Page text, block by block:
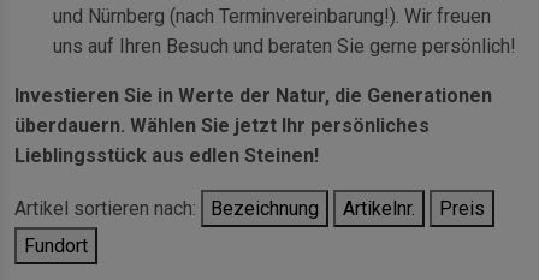
und Nürnberg (nach Terminvereinbarung!). Wir freuen
uns auf Ihren Besuch und beraten Sie gerne persönlich!
Investieren Sie in Werte der Natur, die Generationen
überdauern. Wählen Sie jetzt Ihr persönliches
Lieblingsstück aus edlen Steinen!
Artikel sortieren nach: Bezeichnung Artikelnr.
Preis
Fundort